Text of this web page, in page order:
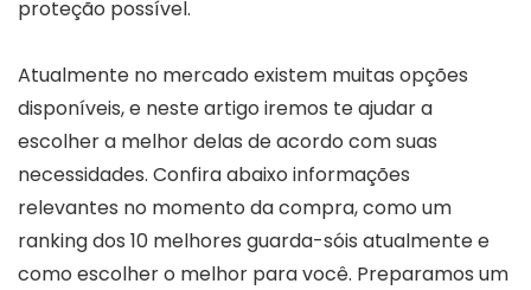
proteção possível.
Atualmente no mercado existem muitas opções
disponíveis, e neste artigo iremos te ajudar a
escolher a melhor delas de acordo com suas
necessidades. Confira abaixo informações
relevantes no momento da compra, como um
ranking dos 10 melhores guarda-sóis atualmente e
como escolher o melhor para você. Preparamos um